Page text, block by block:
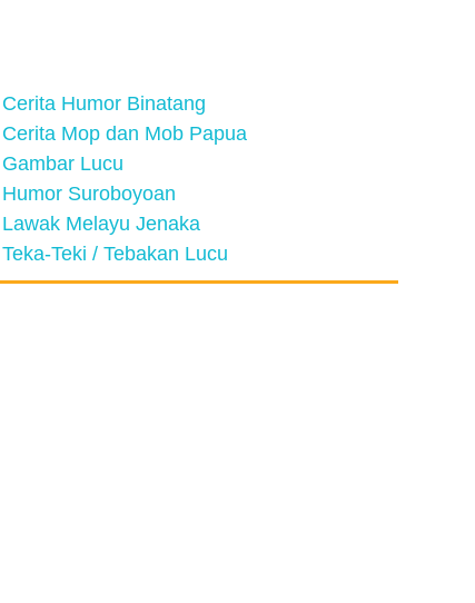
Cerita Humor Binatang
Cerita Mop dan Mob Papua
Gambar Lucu
Humor Suroboyoan
Lawak Melayu Jenaka
Teka-Teki / Tebakan Lucu